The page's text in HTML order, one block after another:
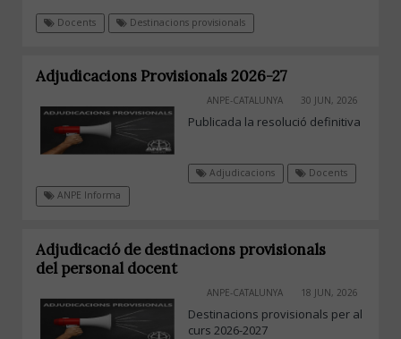
Docents Destinacions provisionals
Adjudicacions Provisionals 2026-27
ANPE-CATALUNYA 30 JUN, 2026
Publicada la resolució definitiva
Adjudicacions
Docents
ANPE Informa
Adjudicació de destinacions provisionals
del personal docent
ANPE-CATALUNYA 18 JUN, 2026
Destinacions provisionals per al
curs 2026-2027